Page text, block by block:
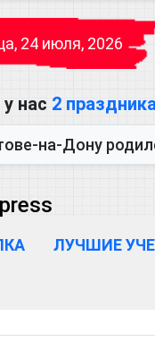
24 июля, 2026
нас 2
Михайлович Глушков. Под
ЛУЧШИЕ